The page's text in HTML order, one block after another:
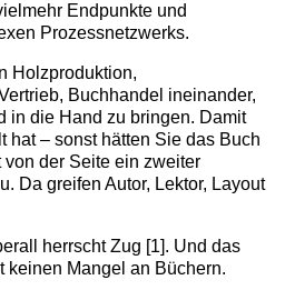
Endpunkte und
Prozessnetzwerks.
Holzproduktion,
Buchhandel ineinander,
in die Hand zu bringen. Damit
hat – sonst hätten Sie das Buch
von der Seite ein zweiter
Da greifen Autor, Lektor, Layout
herrscht Zug [1]. Und das
keinen Mangel an Büchern.